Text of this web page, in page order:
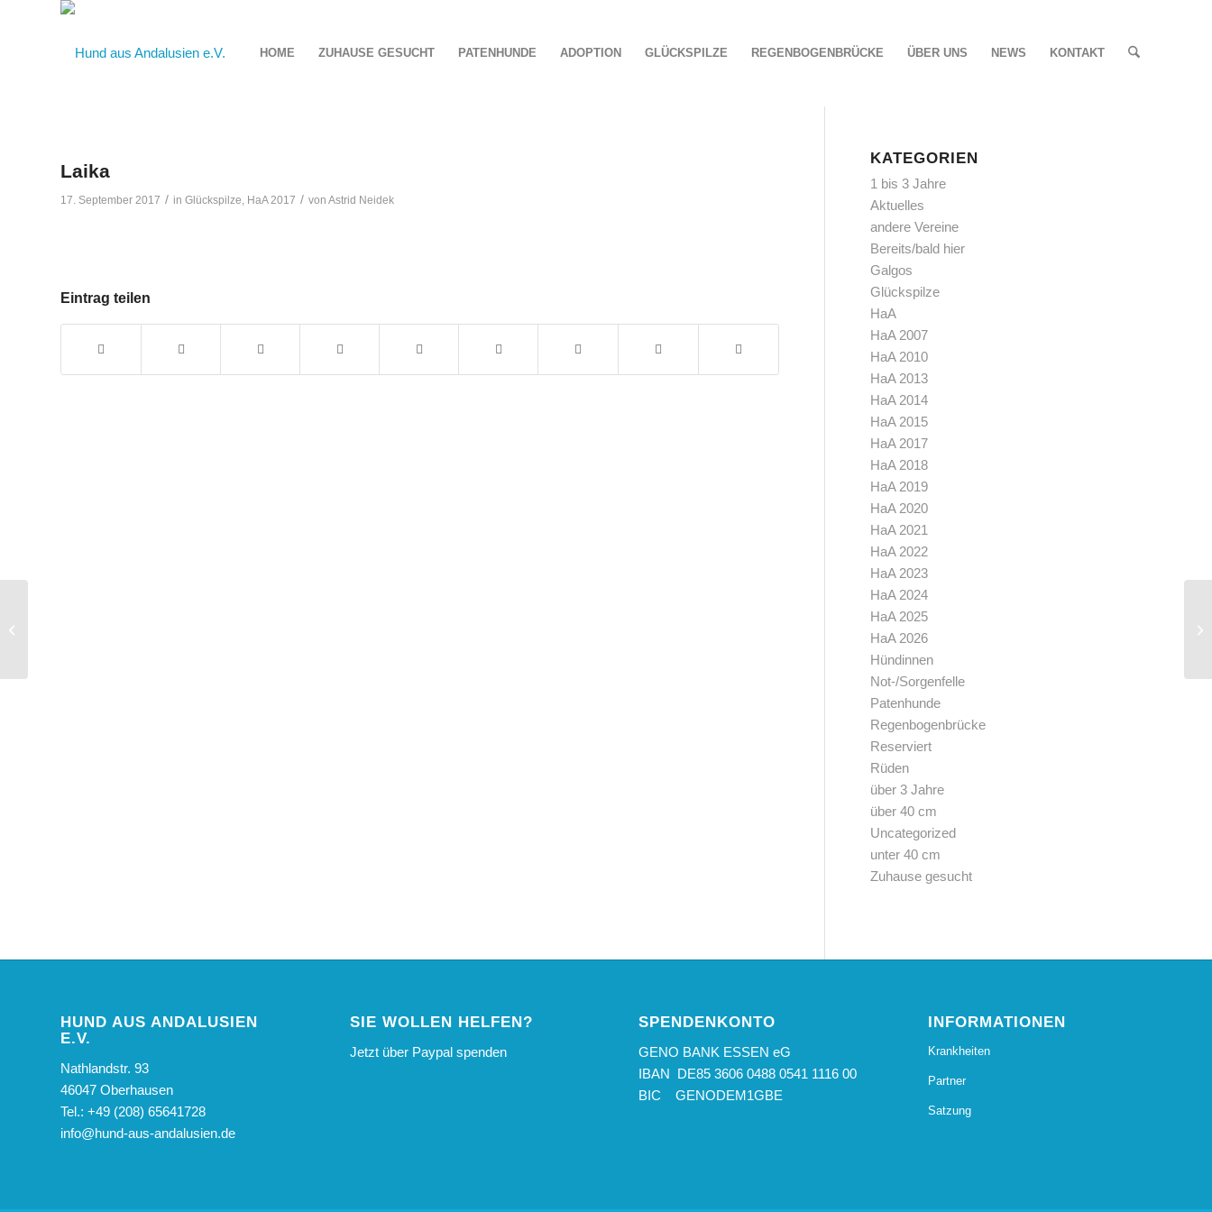
HOME ZUHAUSE GESUCHT PATENHUNDE ADOPTION GLÜCKSPILZE REGENBOGENBRÜCKE ÜBER UNS NEWS KONTAKT
Laika
17. September 2017 / in Glückspilze, HaA 2017 / von Astrid Neidek
Eintrag teilen
KATEGORIEN
1 bis 3 Jahre
Aktuelles
andere Vereine
Bereits/bald hier
Galgos
Glückspilze
HaA
HaA 2007
HaA 2010
HaA 2013
HaA 2014
HaA 2015
HaA 2017
HaA 2018
HaA 2019
HaA 2020
HaA 2021
HaA 2022
HaA 2023
HaA 2024
HaA 2025
HaA 2026
Hündinnen
Not-/Sorgenfelle
Patenhunde
Regenbogenbrücke
Reserviert
Rüden
über 3 Jahre
über 40 cm
Uncategorized
unter 40 cm
Zuhause gesucht
HUND AUS ANDALUSIEN
E.V.
Nathlandstr. 93
46047 Oberhausen
Tel.: +49 (208) 65641728
info@hund-aus-andalusien.de
SIE WOLLEN HELFEN?
Jetzt über Paypal spenden
SPENDENKONTO
GENO BANK ESSEN eG
IBAN DE85 3606 0488 0541 1116 00
BIC GENODEM1GBE
INFORMATIONEN
Krankheiten
Partner
Satzung